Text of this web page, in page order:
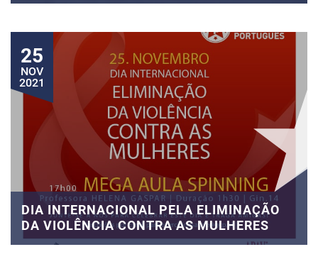
25
NOV
2021
DIA INTERNACIONAL PELA ELIMINAÇÃO
DA VIOLÊNCIA CONTRA AS MULHERES